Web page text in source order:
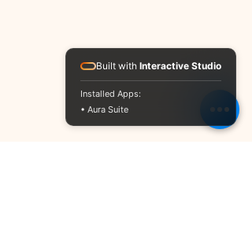
Built with Interactive Studio
Installed Apps:
• Aura Suite